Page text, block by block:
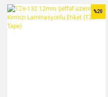
%20